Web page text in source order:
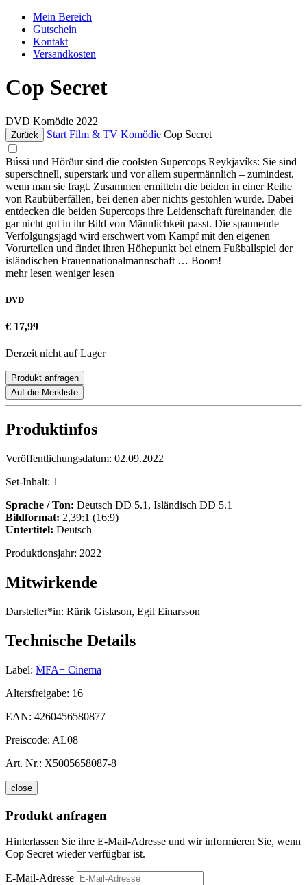
Mein Bereich
Gutschein
Kontakt
Versandkosten
Cop Secret
DVD Komödie 2022
Zurück Start Film & TV Komödie Cop Secret
Bússi und Hörður sind die coolsten Supercops Reykjavíks: Sie sind
superschnell, superstark und vor allem supermännlich – zumindest,
wenn man sie fragt. Zusammen ermitteln die beiden in einer Reihe
von Raubüberfällen, bei denen aber nichts gestohlen wurde. Dabei
entdecken die beiden Supercops ihre Leidenschaft füreinander, die
gar nicht gut in ihr Bild von Männlichkeit passt. Die spannende
Verfolgungsjagd wird erschwert vom Kampf mit den eigenen
Vorurteilen und findet ihren Höhepunkt bei einem Fußballspiel der
isländischen Frauennationalmannschaft … Boom!
mehr lesen weniger lesen
DVD
€ 17,99
Derzeit nicht auf Lager
Produkt anfragen
Auf die Merkliste
Produktinfos
Veröffentlichungsdatum: 02.09.2022
Set-Inhalt: 1
Sprache / Ton: Deutsch DD 5.1, Isländisch DD 5.1
Bildformat: 2,39:1 (16:9)
Untertitel: Deutsch
Produktionsjahr: 2022
Mitwirkende
Darsteller*in: Rürik Gislason, Egil Einarsson
Technische Details
Label: MFA+ Cinema
Altersfreigabe: 16
EAN: 4260456580877
Preiscode: AL08
Art. Nr.: X5005658087-8
close
Produkt anfragen
Hinterlassen Sie ihre E-Mail-Adresse und wir informieren Sie, wenn
Cop Secret wieder verfügbar ist.
E-Mail-Adresse